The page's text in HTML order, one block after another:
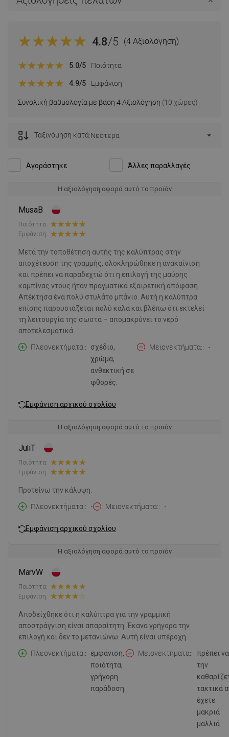
4.8/5 (4 Αξιολόγηση)
Συνολική βαθμολογία με βάση 4 Αξιολόγηση (10 χώρες)
5.0/5 Ποιότητα
4.9/5 Εμφάνιση
Αγοράστηκε Άλλες παραλλαγές
Ταξινόμηση κατά:Νεότερα
Η αξιολόγηση αφορά αυτό το προϊόν
MusaB
Ποιότητα:
Εμφάνιση:
Μετά την τοποθέτηση αυτής της καλύπτρας στην
αποχέτευση της γραμμής, ολοκληρώθηκε η ανακαίνιση
και πρέπει να παραδεχτώ ότι η επιλογή της μαύρης
καμπίνας ντους ήταν πραγματικά εξαιρετική απόφαση.
Απέκτησα ένα πολύ στυλάτο μπάνιο. Αυτή η καλύπτρα
επίσης παρουσιάζεται πολύ καλά και βλέπω ότι εκτελεί
τη λειτουργία της σωστά – απομακρύνει το νερό
αποτελεσματικά.
Πλεονεκτήματα:
σχέδιο,
χρώμα,
ανθεκτική σε
φθορές.
Μειονεκτήματα: -
Εμφάνιση αρχικού σχολίου
Η αξιολόγηση αφορά αυτό το προϊόν
JuliT
Ποιότητα:
Εμφάνιση:
Προτείνω την κάλυψη.
Πλεονεκτήματα:
- Μειονεκτήματα: -
Εμφάνιση αρχικού σχολίου
Η αξιολόγηση αφορά αυτό το προϊόν
MarvW
Ποιότητα:
Εμφάνιση:
Αποδείχθηκε ότι η καλύπτρα για την γραμμική
αποστράγγιση είναι απαραίτητη. Έκανα γρήγορα την
επιλογή και δεν το μετανιώνω. Αυτή είναι υπέροχη.
Πλεονεκτήματα:
εμφάνιση,
ποιότητα,
γρήγορη
παράδοση.
Μειονεκτήματα:
πρέπει να
την
τακτικά
έχετε
μακριά
μαλλιά.